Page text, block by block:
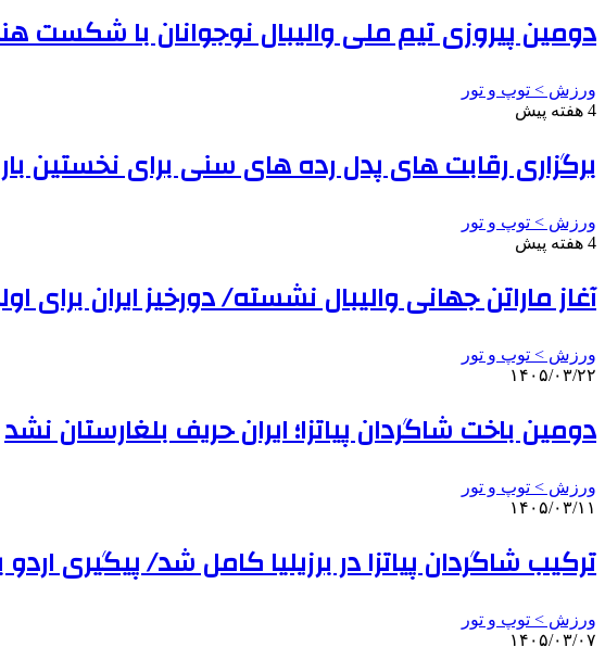
دومین پیروزی تیم ملی والیبال نوجوانان با شکست
ورزش > توپ و تور
4 هفته پیش
برگزاری رقابت های پدل رده های سنی برای نخستین بار با
ورزش > توپ و تور
4 هفته پیش
آغاز ماراتن جهانی والیبال نشسته/ دورخیز ایران برای
ورزش > توپ و تور
۱۴۰۵/۰۳/۲۲
دومین باخت شاگردان پیاتزا؛ ایران حریف بلغارستان نشد
ورزش > توپ و تور
۱۴۰۵/۰۳/۱۱
ترکیب شاگردان پیاتزا در برزیلیا کامل شد/ پیگیری اردو با ۱۶
ورزش > توپ و تور
۱۴۰۵/۰۳/۰۷